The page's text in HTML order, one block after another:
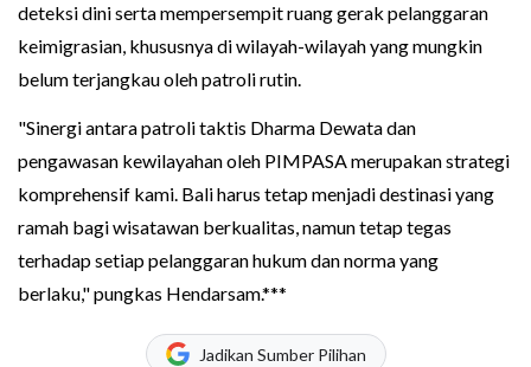
deteksi dini serta mempersempit ruang gerak pelanggaran
keimigrasian, khususnya di wilayah-wilayah yang mungkin
belum terjangkau oleh patroli rutin.
"Sinergi antara patroli taktis Dharma Dewata dan
pengawasan kewilayahan oleh PIMPASA merupakan strategi
komprehensif kami. Bali harus tetap menjadi destinasi yang
ramah bagi wisatawan berkualitas, namun tetap tegas
terhadap setiap pelanggaran hukum dan norma yang
berlaku," pungkas Hendarsam.***
Jadikan Sumber Pilihan